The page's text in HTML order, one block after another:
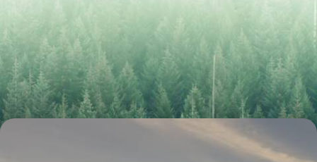
Aventures dans le Washington State et l'Oregon
Embarquer les kids dans un road-trip étonnant qui alterne villes
avenantes et nature en majesté – forêts, plages, volcans, lacs,
montagnes...
15 jours, de 3600 à 4700 €
Énergie Pacifique et culture outdoor - Grand tour